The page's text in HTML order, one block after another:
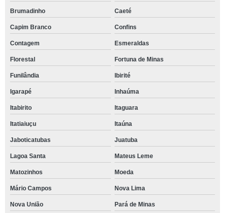
Brumadinho Caeté
Capim Branco Confins
Contagem Esmeraldas
Florestal Fortuna de Minas
Funilândia Ibirité
Igarapé Inhaúma
Itabirito Itaguara
Itatiaiuçu Itaúna
Jaboticatubas Juatuba
Lagoa Santa Mateus Leme
Matozinhos Moeda
Mário Campos Nova Lima
Nova União Pará de Minas